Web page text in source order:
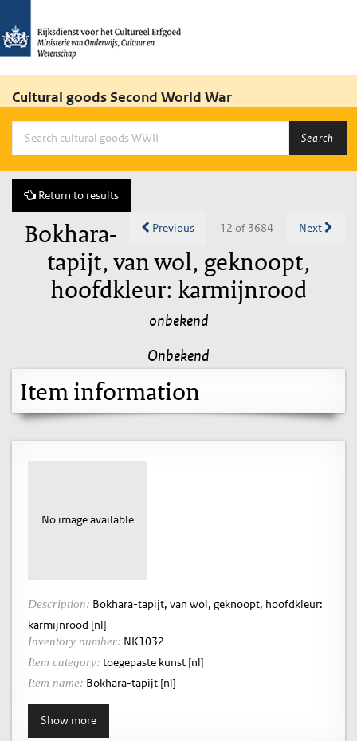
Cultural goods Second World War
Search
Return to results
Previous 12 of 3684 Next
Bokhara-
tapijt, van wol, geknoopt,
hoofdkleur: karmijnrood
onbekend
Onbekend
Item information
No image available
Description: Bokhara-tapijt, van wol, geknoopt, hoofdkleur:
karmijnrood [nl]
Inventory number: NK1032
Item category: toegepaste kunst [nl]
Item name: Bokhara-tapijt [nl]
Show more